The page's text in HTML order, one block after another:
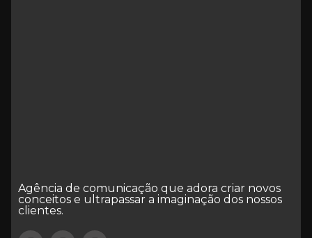
Agência de comunicação que adora criar novos
conceitos e ultrapassar a imaginação dos nossos
clientes.